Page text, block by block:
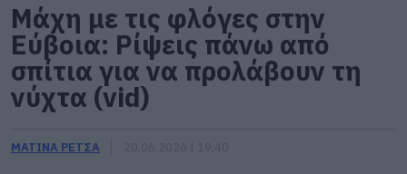
Μάχη με τις φλόγες στην
Εύβοια: Ρίψεις πάνω από
σπίτια για να προλάβουν τη
νύχτα (vid)
ΜΑΤΙΝΑ ΡΕΤΣΑ